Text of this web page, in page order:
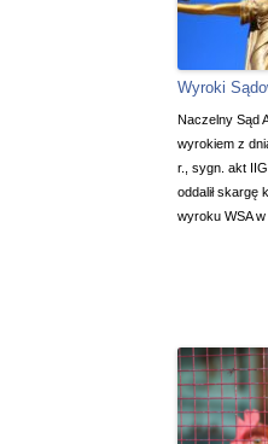
Wyroki
Naczelny Sąd
wyrokiem z
r., sygn. akt
oddalił skargę
wyroku WSA